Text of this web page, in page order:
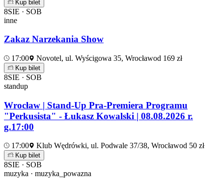
Kup bilet
8SIE · SOB
inne
Zakaz Narzekania Show
17:00 Novotel, ul. Wyścigowa 35, Wrocławod 169 zł
Kup bilet
8SIE · SOB
standup
Wrocław | Stand-Up Pra-Premiera Programu
"Perkusista" - Łukasz Kowalski | 08.08.2026 r.
g.17:00
17:00 Klub Wędrówki, ul. Podwale 37/38, Wrocławod 50 zł
Kup bilet
8SIE · SOB
muzyka · muzyka_powazna